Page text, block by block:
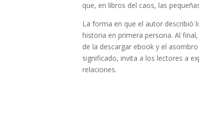
que, en libros del caos, las
La forma en que el autor describió
historia en primera persona. Al
de la descargar ebook y el
significado, invita a los lectores a
relaciones.